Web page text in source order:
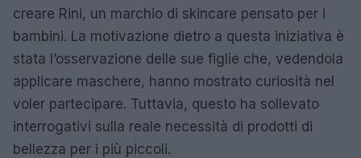
creare Rini, un marchio di skincare pensato per i
bambini. La motivazione dietro a questa iniziativa è
stata l’osservazione delle sue figlie che, vedendola
applicare maschere, hanno mostrato curiosità nel
voler partecipare. Tuttavia, questo ha sollevato
interrogativi sulla reale necessità di prodotti di
bellezza per i più piccoli.